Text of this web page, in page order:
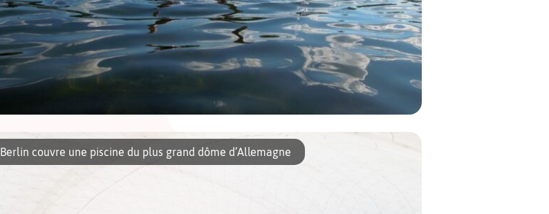
Les lacs et plages à Berlin sont pour la plupart d’une propreté épatante ! Ils invitent les habitants de la
capitale à faire une pause bien méritée au cœur de […]
Berlin couvre une piscine du plus grand dôme d’Allemagne